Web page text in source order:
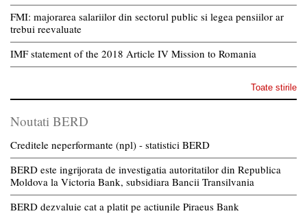
FMI: majorarea salariilor din sectorul public si legea pensiilor ar
trebui reevaluate
IMF statement of the 2018 Article IV Mission to Romania
Toate stirile
Noutati BERD
Creditele neperformante (npl) - statistici BERD
BERD este ingrijorata de investigatia autoritatilor din Republica
Moldova la Victoria Bank, subsidiara Bancii Transilvania
BERD dezvaluie cat a platit pe actiunile Piraeus Bank